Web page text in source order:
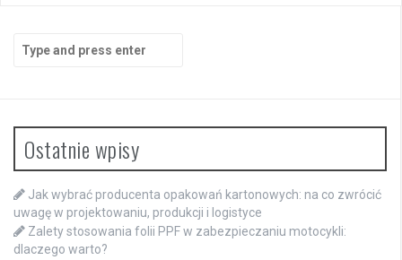
Search
for:
Ostatnie wpisy
Jak wybrać producenta opakowań kartonowych: na co zwrócić
uwagę w projektowaniu, produkcji i logistyce
Zalety stosowania folii PPF w zabezpieczaniu motocykli:
dlaczego warto?